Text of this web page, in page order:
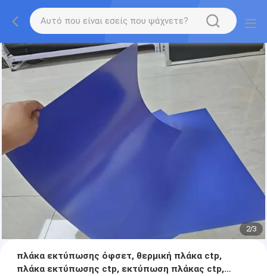
2/3
πλάκα εκτύπωσης όφσετ, θερμική πλάκα ctp,
πλάκα εκτύπωσης ctp, εκτύπωση πλάκας ctp,